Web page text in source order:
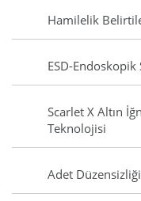
Hamilelik
ESD-
Scarlet X Altın
Teknolojisi
Adet